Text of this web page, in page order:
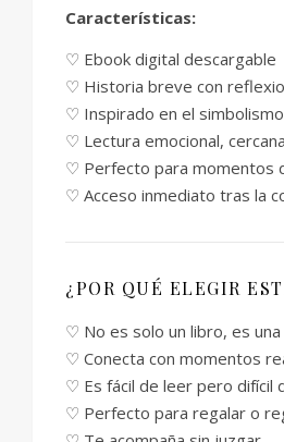
Características:
♡ Ebook digital descargable
♡ Historia breve con
♡ Inspirado en el
♡ Lectura emocional,
♡ Perfecto para momentos
♡ Acceso inmediato tras la
¿POR QUÉ ELEGIR
♡ No es solo un libro, es
♡ Conecta con momentos
♡ Es fácil de leer pero difícil
♡ Perfecto para regalar o